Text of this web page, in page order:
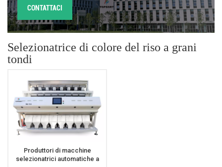
CONTATTACI
Selezionatrice di colore del riso a grani
tondi
Produttori di macchine
selezionatrici automatiche a